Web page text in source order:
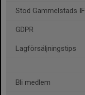
Stöd Gammelstads IF
GDPR
Lagförsäljningstips
Bli medlem